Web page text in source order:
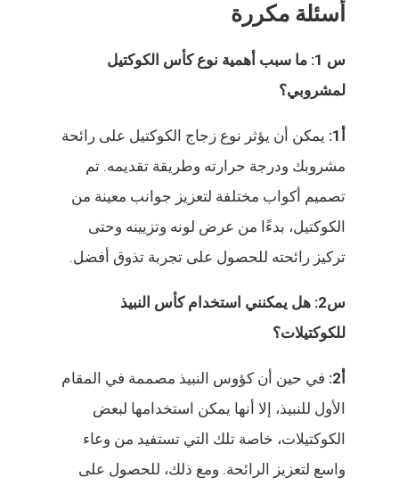
أسئلة مكررة
س 1: ما سبب أهمية نوع كأس الكوكتيل
لمشروبي؟
يمكن أن يؤثر نوع زجاج الكوكتيل على رائحة
مشروبك ودرجة حرارته وطريقة تقديمه. تم
تصميم أكواب مختلفة لتعزيز جوانب معينة من
الكوكتيل، بدءًا من عرض لونه وتزيينه وحتى
تركيز رائحته للحصول على تجربة تذوق أفضل.
س2: هل يمكنني استخدام كأس النبيذ
للكوكتيلات؟
في حين أن كؤوس النبيذ مصممة في المقام
الأول للنبيذ، إلا أنها يمكن استخدامها لبعض
الكوكتيلات، خاصة تلك التي تستفيد من وعاء
واسع لتعزيز الرائحة. ومع ذلك، للحصول على